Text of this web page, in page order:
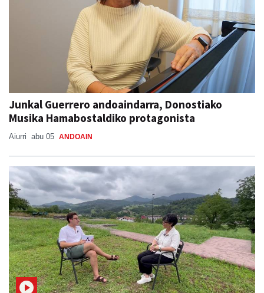
Junkal Guerrero andoaindarra, Donostiako
Musika Hamabostaldiko protagonista
Aiurri abu 05 ANDOAIN